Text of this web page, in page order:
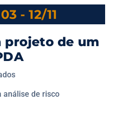
- 12/11
projeto de um
análise de risco